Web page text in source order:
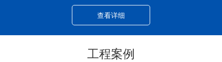
查看详细
工程案例